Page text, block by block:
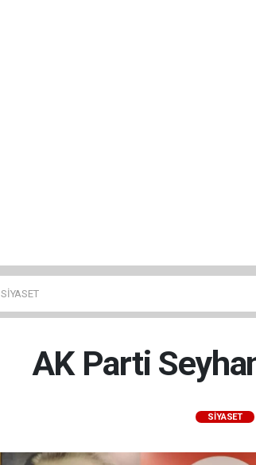
SİYASET
AK Parti
SİYASET